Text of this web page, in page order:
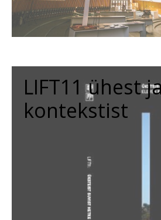
LIFT11 ühest
kontekstist